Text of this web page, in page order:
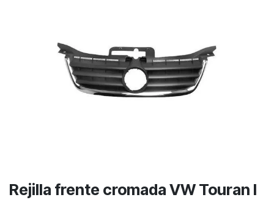
Rejilla frente cromada VW Touran I